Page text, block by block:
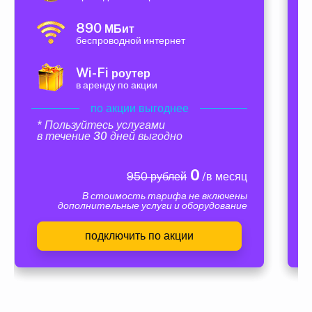
890 МБит
беспроводной интернет
Wi-Fi роутер
в аренду по акции
по акции выгоднее
* Пользуйтесь услугами
в течение 30 дней выгодно
950 рублей0 /в месяц
В стоимость тарифа не включены
дополнительные услуги и оборудование
подключить по акции